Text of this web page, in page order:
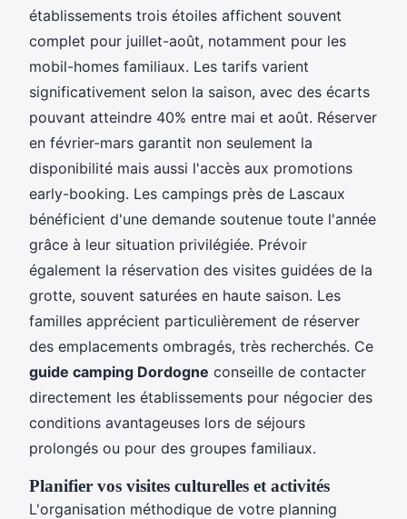
établissements trois étoiles affichent souvent
complet pour juillet-août, notamment pour les
mobil-homes familiaux. Les tarifs varient
significativement selon la saison, avec des écarts
pouvant atteindre 40% entre mai et août. Réserver
en février-mars garantit non seulement la
disponibilité mais aussi l'accès aux promotions
early-booking. Les campings près de Lascaux
bénéficient d'une demande soutenue toute l'année
grâce à leur situation privilégiée. Prévoir
également la réservation des visites guidées de la
grotte, souvent saturées en haute saison. Les
familles apprécient particulièrement de réserver
des emplacements ombragés, très recherchés. Ce
guide camping Dordogne conseille de contacter
directement les établissements pour négocier des
conditions avantageuses lors de séjours
prolongés ou pour des groupes familiaux.
Planifier vos visites culturelles et activités
L'organisation méthodique de votre planning